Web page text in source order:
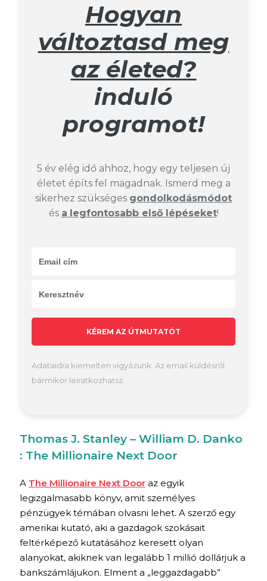
Hogyan
változtasd meg
az életed?
induló
programot!
5 év elég idő ahhoz, hogy egy teljesen új
életet építs fel magadnak. Ismerd meg a
sikerhez szükséges gondolkodásmódot
és a legfontosabb első lépéseket!
KÉREM AZ ÚTMUTATÓT
Adataidra kiemelten vigyázunk. Az email küldésről
bármikor leiratkozhatsz.
Thomas J. Stanley – William D. Danko
: The Millionaire Next Door
A The Millionaire Next Door az egyik
legizgalmasabb könyv, amit személyes
pénzügyek témában olvasni lehet. A szerző egy
amerikai kutató, aki a gazdagok szokásait
feltérképező kutatásához keresett olyan
alanyokat, akiknek van legalább 1 millió dollárjuk a
bankszámlájukon. Elment a „leggazdagabb”